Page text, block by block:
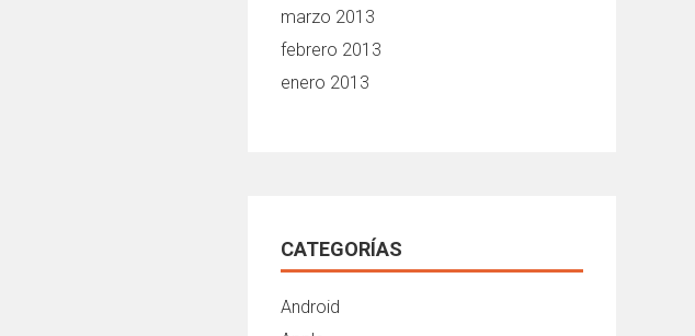
marzo 2013
febrero 2013
enero 2013
CATEGORÍAS
Android